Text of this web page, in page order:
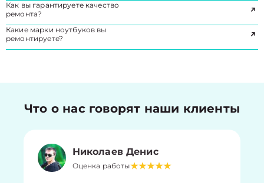
Как вы гарантируете качество
ремонта?
Какие марки ноутбуков вы
ремонтируете?
Что о нас говорят наши клиенты
Николаев Денис
Оценка работы